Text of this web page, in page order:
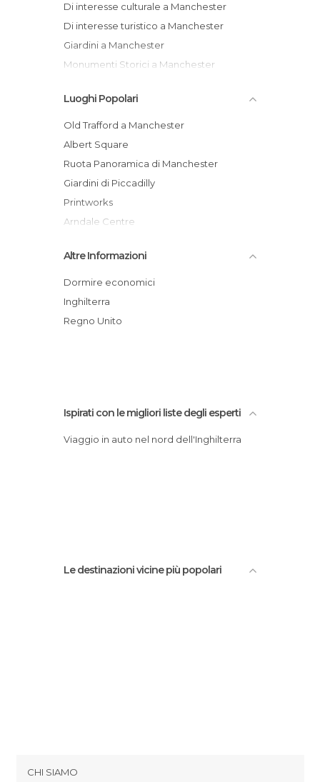
Di interesse culturale a Manchester
Di interesse turistico a Manchester
Giardini a Manchester
Monumenti Storici a Manchester
Negozi a Manchester
Piazze a Manchester
Posti insoliti a Manchester
Pub a Manchester
Stazioni Ferroviarie a Manchester
Teatri a Manchester
Vie a Manchester
Luoghi Popolari
Old Trafford a Manchester
Albert Square
Ruota Panoramica di Manchester
Giardini di Piccadilly
Printworks
Arndale Centre
Stadio di Manchester
Museo della Scienza e dell\'Industria a
Manchester
Edificio Urbis
Altre Informazioni
Dormire economici
Inghilterra
Regno Unito
Ispirati con le migliori liste degli esperti
Viaggio in auto nel nord dell'Inghilterra
Le destinazioni vicine più popolari
CHI SIAMO